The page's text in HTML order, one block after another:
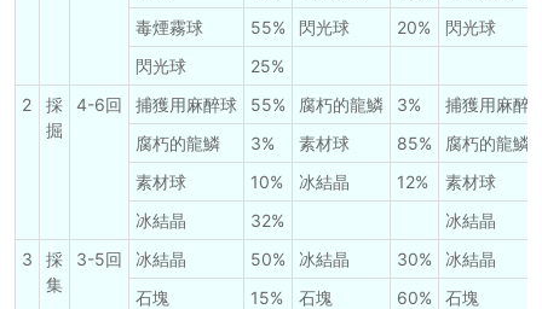
毒煙霧球
55% 閃光球 20%
閃光球
閃光球
25%
2
採
掘
4-6回 捕獲用麻醉球 55% 腐朽的龍鱗 3%
捕獲用麻醉
腐朽的龍鱗
3% 素材球 85%
腐朽的龍鱗
素材球
10% 冰結晶 12%
素材球
冰結晶
32%
冰結晶
3
採
集
3-5回 冰結晶 50% 冰結晶 30%
冰結晶
石塊
15% 石塊 60%
石塊